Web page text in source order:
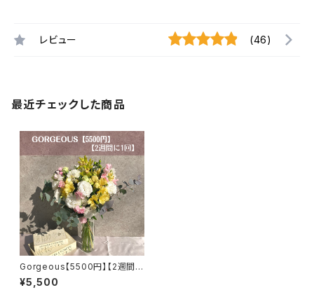
レビュー (46)
最近チェックした商品
Gorgeous【5500円】【2週間に
1回】【選べるカラー】【送料無料】
¥5,500